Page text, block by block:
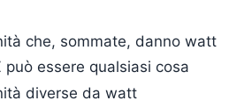
che, sommate, danno watt
essere qualsiasi cosa
diverse da watt